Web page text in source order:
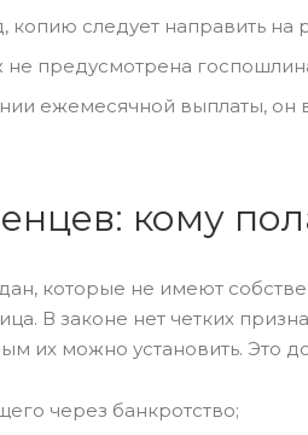
копию следует направить
не предусмотрена
ежемесячной выплаты,
кому
которые не имеют
В законе нет четких
их можно установить. Это
через банкротство;